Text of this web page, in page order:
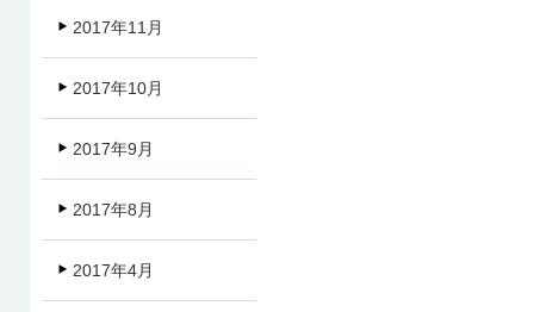
2017年11月
2017年10月
2017年9月
2017年8月
2017年4月